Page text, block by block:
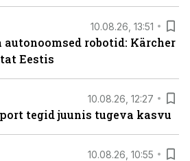
10.08.26, 13:51
robotid: Kärcher
Eestis
10.08.26, 12:27
tegid juunis tugeva kasvu
10.08.26, 10:55